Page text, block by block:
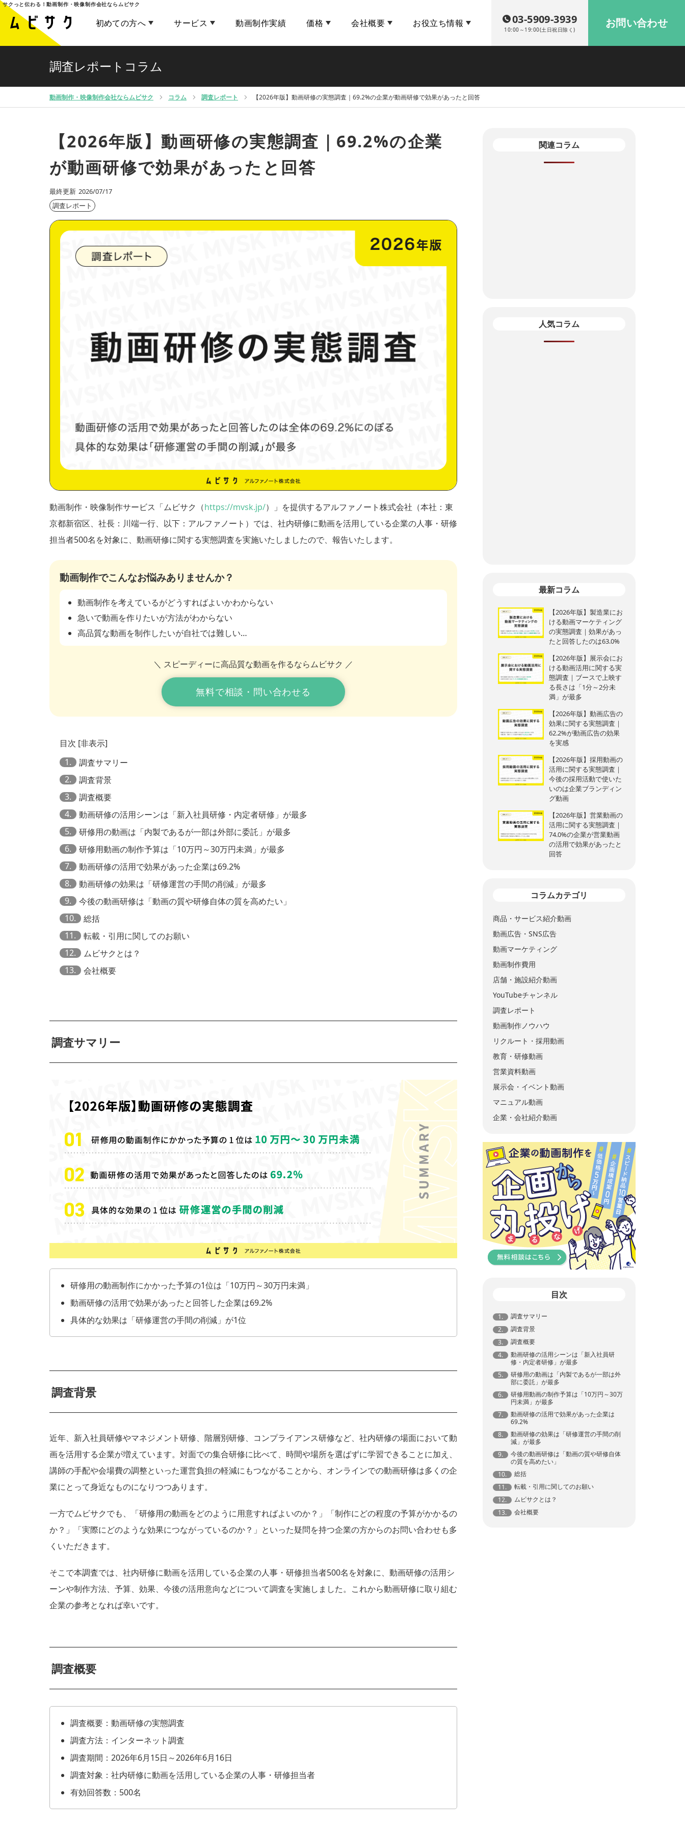
03-5909-3939
10:00～19:00(土日祝日除く) お問い合わせ
初めての方へ サービス 動画制作実績 価格 会社概要 お役立ち情報
サクっと伝わる！動画制作・映像制作会社ならムビサク
調査レポートコラム
動画制作・映像制作会社ならムビサク コラム 調査レポート 【2026年版】動画研修の実態調査｜69.2%の企業が動画研修で効果があったと回答
【2026年版】動画研修の実態調査｜69.2%の企業
が動画研修で効果があったと回答
最終更新 2026/07/17
調査レポート
動画制作・映像制作サービス「ムビサク（https://mvsk.jp/）」を提供するアルファノート株式会社（本社：東
京都新宿区、社長：川端一行、以下：アルファノート）では、社内研修に動画を活用している企業の人事・研修
担当者500名を対象に、動画研修に関する実態調査を実施いたしましたので、報告いたします。
動画制作でこんなお悩みありませんか？
動画制作を考えているがどうすればよいかわからない
急いで動画を作りたいが方法がわからない
高品質な動画を制作したいが自社では難しい…
＼ スピーディーに高品質な動画を作るならムビサク ／
無料で相談・問い合わせる
目次 [非表示]
1.
調査サマリー
2.
調査背景
3.
調査概要
4.
動画研修の活用シーンは「新入社員研修・内定者研修」が最多
5.
研修用の動画は「内製であるが一部は外部に委託」が最多
6.
研修用動画の制作予算は「10万円～30万円未満」が最多
7.
動画研修の活用で効果があった企業は69.2%
8.
動画研修の効果は「研修運営の手間の削減」が最多
9.
今後の動画研修は「動画の質や研修自体の質を高めたい」
10.
総括
11.
転載・引用に関してのお願い
12.
ムビサクとは？
13.
会社概要
調査サマリー
研修用の動画制作にかかった予算の1位は「10万円～30万円未満」
動画研修の活用で効果があったと回答した企業は69.2%
具体的な効果は「研修運営の手間の削減」が1位
調査背景
近年、新入社員研修やマネジメント研修、階層別研修、コンプライアンス研修など、社内研修の場面において動
画を活用する企業が増えています。対面での集合研修に比べて、時間や場所を選ばずに学習できることに加え、
講師の手配や会場費の調整といった運営負担の軽減にもつながることから、オンラインでの動画研修は多くの企
業にとって身近なものになりつつあります。
一方でムビサクでも、「研修用の動画をどのように用意すればよいのか？」「制作にどの程度の予算がかかるの
か？」「実際にどのような効果につながっているのか？」といった疑問を持つ企業の方からのお問い合わせも多
くいただきます。
そこで本調査では、社内研修に動画を活用している企業の人事・研修担当者500名を対象に、動画研修の活用シ
ーンや制作方法、予算、効果、今後の活用意向などについて調査を実施しました。これから動画研修に取り組む
企業の参考となれば幸いです。
調査概要
調査概要：動画研修の実態調査
調査方法：インターネット調査
調査期間：2026年6月15日～2026年6月16日
調査対象：社内研修に動画を活用している企業の人事・研修担当者
有効回答数：500名
関連コラム
人気コラム
最新コラム
【2026年版】製造業にお
ける動画マーケティング
の実態調査｜効果があっ
たと回答したのは63.0%
【2026年版】展示会にお
ける動画活用に関する実
態調査｜ブースで上映す
る長さは「1分～2分未
満」が最多
【2026年版】動画広告の
効果に関する実態調査｜
62.2%が動画広告の効果
を実感
【2026年版】採用動画の
活用に関する実態調査｜
今後の採用活動で使いた
いのは企業ブランディン
グ動画
【2026年版】営業動画の
活用に関する実態調査｜
74.0%の企業が営業動画
の活用で効果があったと
回答
コラムカテゴリ
商品・サービス紹介動画
動画広告・SNS広告
動画マーケティング
動画制作費用
店舗・施設紹介動画
YouTubeチャンネル
調査レポート
動画制作ノウハウ
リクルート・採用動画
教育・研修動画
営業資料動画
展示会・イベント動画
マニュアル動画
企業・会社紹介動画
目次
1.
調査サマリー
2.
調査背景
3.
調査概要
4.
動画研修の活用シーンは「新入社員研
修・内定者研修」が最多
5.
研修用の動画は「内製であるが一部は外
部に委託」が最多
6.
研修用動画の制作予算は「10万円～30万
円未満」が最多
7.
動画研修の活用で効果があった企業は
69.2%
8.
動画研修の効果は「研修運営の手間の削
減」が最多
9.
今後の動画研修は「動画の質や研修自体
の質を高めたい」
10.
総括
11.
転載・引用に関してのお願い
12.
ムビサクとは？
13.
会社概要